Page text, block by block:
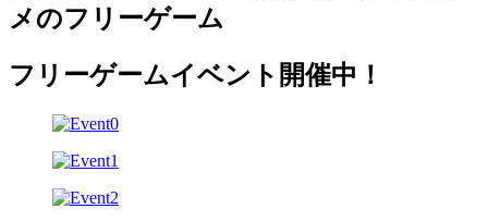
メのフリーゲーム
フリーゲームイベント開催中！